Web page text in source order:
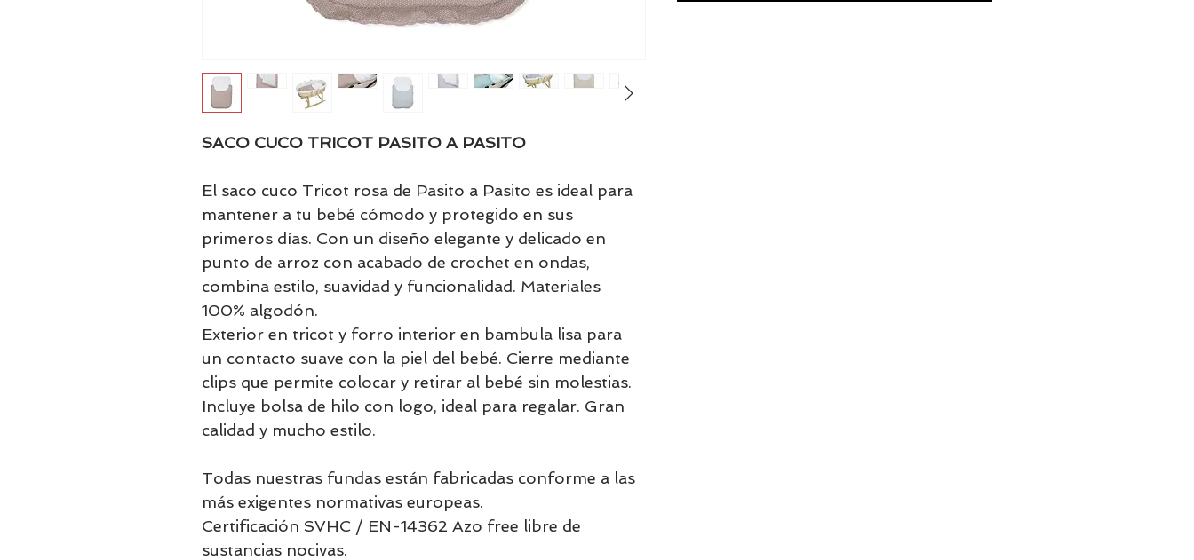
SACO CUCO TRICOT PASITO A PASITO
El saco cuco Tricot rosa de Pasito a Pasito es ideal para
mantener a tu bebé cómodo y protegido en sus
primeros días. Con un diseño elegante y delicado en
punto de arroz con acabado de crochet en ondas,
combina estilo, suavidad y funcionalidad. Materiales
100% algodón.
Exterior en tricot y forro interior en bambula lisa para
un contacto suave con la piel del bebé. Cierre mediante
clips que permite colocar y retirar al bebé sin molestias.
Incluye bolsa de hilo con logo, ideal para regalar. Gran
calidad y mucho estilo.
Todas nuestras fundas están fabricadas conforme a las
más exigentes normativas europeas.
Certificación SVHC / EN-14362 Azo free libre de
sustancias nocivas.